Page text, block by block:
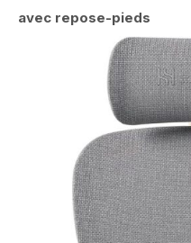
avec repose-pieds